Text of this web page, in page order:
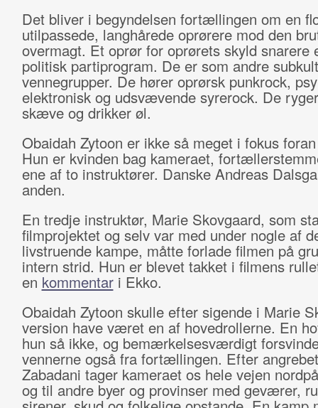
Det bliver i begyndelsen fortællingen om en
utilpassede, langhårede oprørere mod den
overmagt. Et oprør for oprørets skyld snarere
politisk partiprogram. De er som andre
vennegrupper. De hører oprørsk punkrock,
elektronisk og udsvævende syrerock. De
skæve og drikker øl.
Obaidah Zytoon er ikke så meget i fokus
Hun er kvinden bag kameraet,
ene af to instruktører. Danske Andreas
anden.
En tredje instruktør, Marie Skovgaard, som
filmprojektet og selv var med under nogle af
livstruende kampe, måtte forlade filmen på
intern strid. Hun er blevet takket i filmens
en kommentari Ekko.
Obaidah Zytoon skulle efter sigende i Marie
version have været en af hovedrollerne. En
hun så ikke, og bemærkelsesværdigt
vennerne også fra fortællingen. Efter
Zabadani tager kameraet os hele vejen
og til andre byer og provinser med geværer,